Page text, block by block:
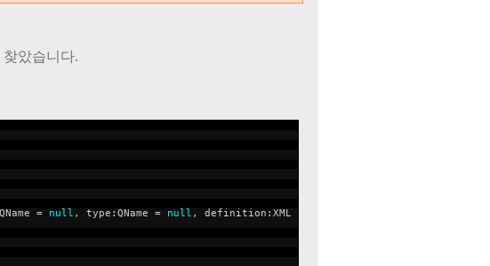
았습니다.
= null , type:QName = null , definition:XML